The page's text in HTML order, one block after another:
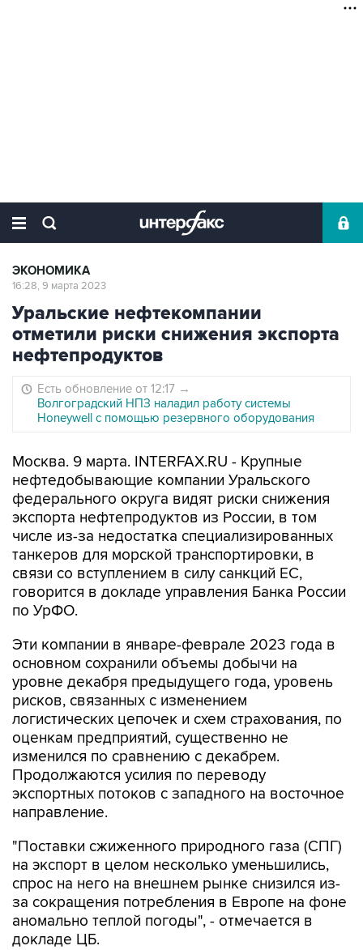
ЭКОНОМИКА
16:28, 9 марта 2023
Уральские нефтекомпании
отметили риски снижения экспорта
нефтепродуктов
Есть обновление от 12:17 →
Волгоградский НПЗ наладил работу системы
Honeywell с помощью резервного оборудования
Москва. 9 марта. INTERFAX.RU - Крупные
нефтедобывающие компании Уральского
федерального округа видят риски снижения
экспорта нефтепродуктов из России, в том
числе из-за недостатка специализированных
танкеров для морской транспортировки, в
связи со вступлением в силу санкций ЕС,
говорится в докладе управления Банка России
по УрФО.
Эти компании в январе-феврале 2023 года в
основном сохранили объемы добычи на
уровне декабря предыдущего года, уровень
рисков, связанных с изменением
логистических цепочек и схем страхования, по
оценкам предприятий, существенно не
изменился по сравнению с декабрем.
Продолжаются усилия по переводу
экспортных потоков с западного на восточное
направление.
"Поставки сжиженного природного газа (СПГ)
на экспорт в целом несколько уменьшились,
спрос на него на внешнем рынке снизился из-
за сокращения потребления в Европе на фоне
аномально теплой погоды", - отмечается в
докладе ЦБ.